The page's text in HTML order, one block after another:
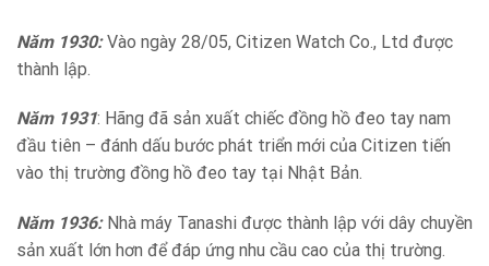
Năm 1930:Vào ngày 28/05, Citizen Watch Co., Ltd được
thành lập.
Năm 1931: Hãng đã sản xuất chiếc đồng hồ đeo tay nam
đầu tiên – đánh dấu bước phát triển mới của Citizen tiến
vào thị trường đồng hồ đeo tay tại Nhật Bản.
Năm 1936:Nhà máy Tanashi được thành lập với dây chuyền
sản xuất lớn hơn để đáp ứng nhu cầu cao của thị trường.